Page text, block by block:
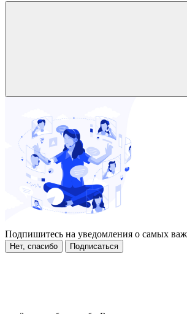
Подпишитесь на уведомления о самых
Нет, спасибо Подписаться